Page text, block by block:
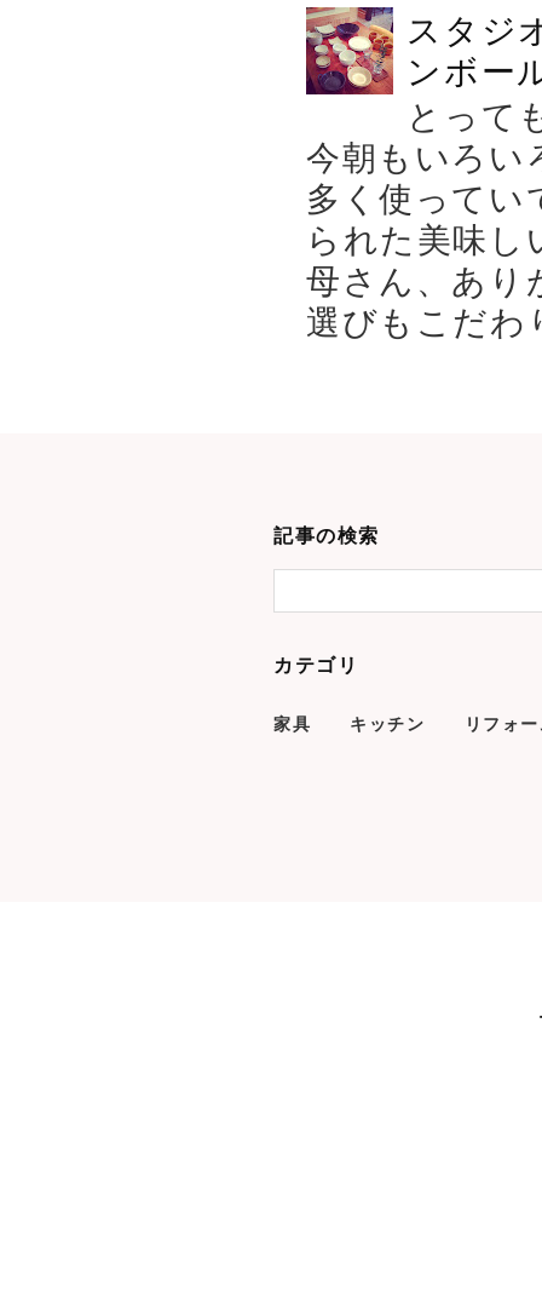
スタジ
ンボー
とって
今朝もいろい
多く使ってい
られた美味
母さん、あり
選びもこだ
記事の検索
カテゴリ
家具 キッチン リフォ